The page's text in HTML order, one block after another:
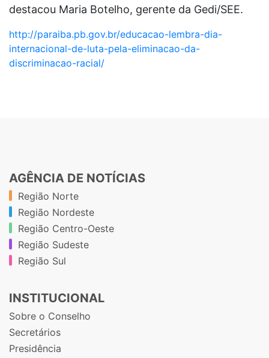
destacou Maria Botelho, gerente da Gedi/SEE.
http://paraiba.pb.gov.br/educacao-lembra-dia-
internacional-de-luta-pela-eliminacao-da-
discriminacao-racial/
AGÊNCIA DE NOTÍCIAS
Região Norte
Região Nordeste
Região Centro-Oeste
Região Sudeste
Região Sul
INSTITUCIONAL
Sobre o Conselho
Secretários
Presidência